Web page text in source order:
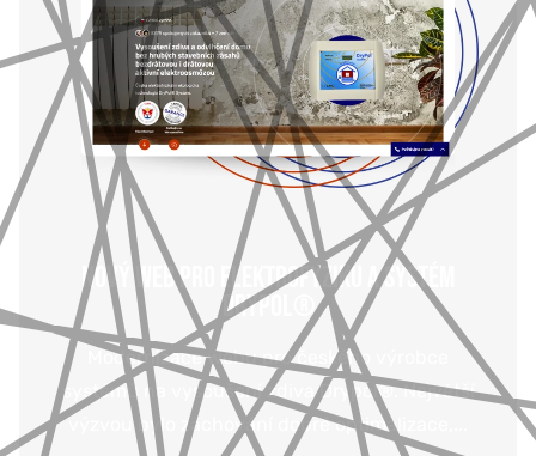
NOVÝ WEB PRO ELEKTROFYZIKU A SYSTÉM
DRYPOL®
Modernizace webu pro českého výrobce
systémů na vysoušení zdiva Drypol®. Největší
výzvou bylo zachování dobré optimalizace,...